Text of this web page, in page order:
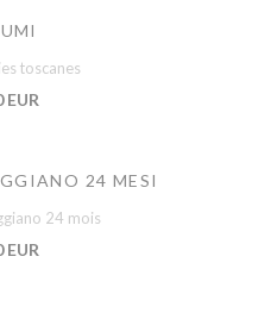
toscanes
EUR
24 MESI
24 mois
EUR